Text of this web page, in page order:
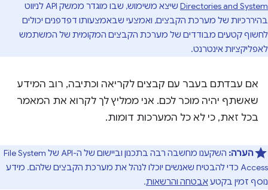
Directories and System
שיצא משימוש, שבו מוגדר ממשק API לניווט
בהיררכיות של מערכת הקבצים, ואמצעי שבאמצעותו דפדפנים יכולים
לחשוף קטעים מבודדים של מערכת הקבצים המקומית של המשתמש
לאפליקציות אינטרנט.
אם עבדתם בעבר עם קבצים לקריאה וכתיבה, רוב המידע
שאשתף יהיה מוכר לכם. אני ממליץ לך לקרוא את המאמר
בכל זאת, כי לא כל המערכות דומות.
הערה:
השקענו מחשבה רבה בתכנון וביישום של ה-API של File System
Access כדי להבטיח שאנשים יוכלו לנהל את מערכת הקבצים שלהם. מידע
נוסף זמין בקטעאבטחה והרשאות.